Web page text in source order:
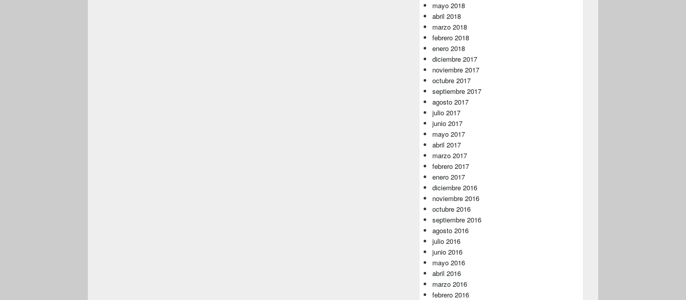
mayo 2018
abril 2018
marzo 2018
febrero 2018
enero 2018
diciembre 2017
noviembre 2017
octubre 2017
septiembre 2017
agosto 2017
julio 2017
junio 2017
mayo 2017
abril 2017
marzo 2017
febrero 2017
enero 2017
diciembre 2016
noviembre 2016
octubre 2016
septiembre 2016
agosto 2016
julio 2016
junio 2016
mayo 2016
abril 2016
marzo 2016
febrero 2016